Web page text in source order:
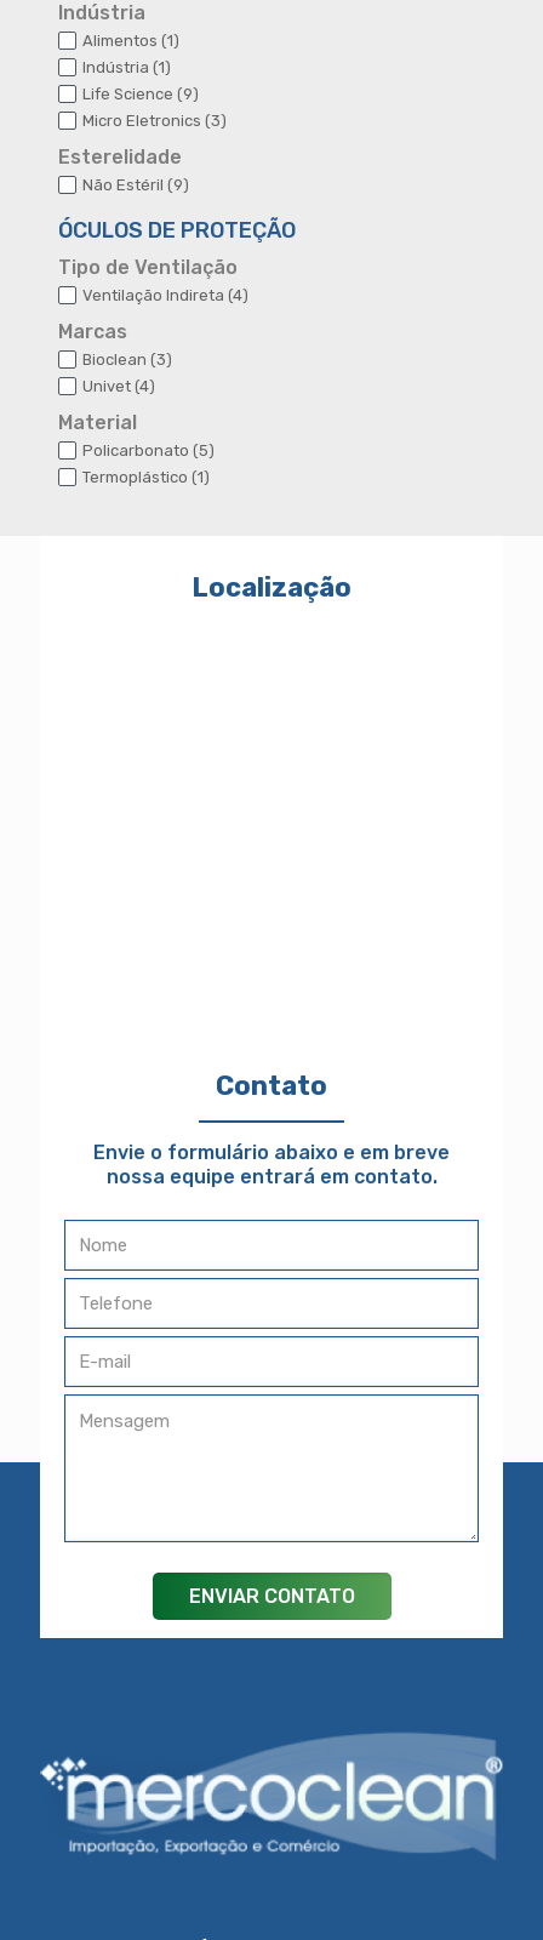
Indústria
Alimentos 11
Indústria 11
produto
Life Science 99
produtos
Micro Eletronics 33
Esterelidade
Não Estéril 99
ÓCULOS DE PROTEÇÃO
Tipo de Ventilação
Ventilação Indireta 44
Marcas
Bioclean 33
Univet 44
Material
Policarbonato 55
produtos
Termoplástico 11
Localização
Contato
Envie o formulário abaixo e em breve
nossa equipe entrará em contato.